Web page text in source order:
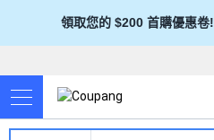
領取您的 $200 首購優惠卷!